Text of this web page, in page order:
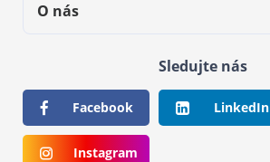
O nás
Sledujte nás
Facebook LinkedIn
Instagram